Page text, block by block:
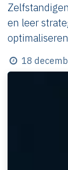
en leer
18